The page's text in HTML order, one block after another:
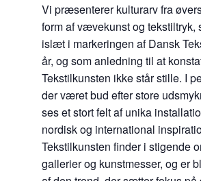
Vi præsenterer kulturarv fra
form af vævekunst og tekstiltryk,
islæt i markeringen af Dansk
år, og som anledning til at
Tekstilkunsten ikke står stille. I
der været bud efter store
ses et stort felt af unika
nordisk og international
Tekstilkunsten finder i stigende
gallerier og kunstmesser, og er